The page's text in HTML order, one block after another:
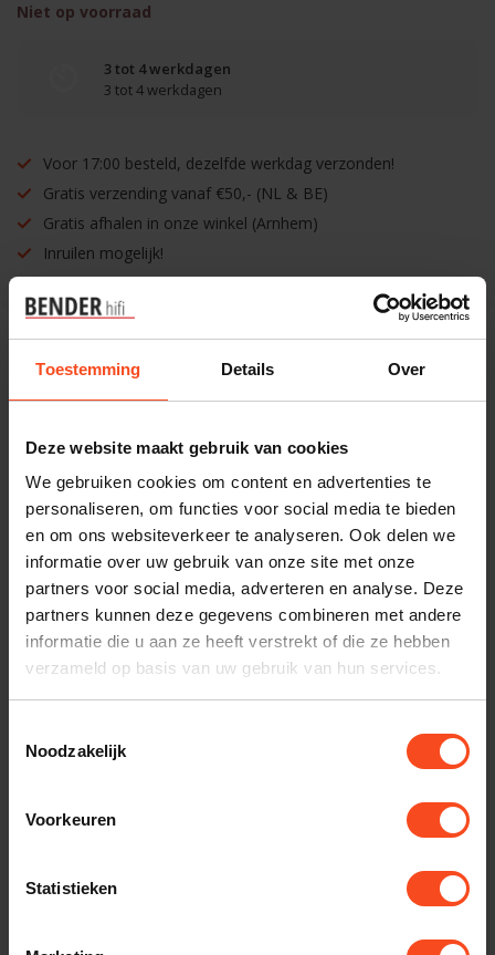
Toestemming Details Over
Deze website maakt gebruik van cookies
We gebruiken cookies om content en advertenties te
personaliseren, om functies voor social media te bieden
en om ons websiteverkeer te analyseren. Ook delen we
informatie over uw gebruik van onze site met onze
partners voor social media, adverteren en analyse. Deze
partners kunnen deze gegevens combineren met andere
informatie die u aan ze heeft verstrekt of die ze hebben
verzameld op basis van uw gebruik van hun services.
Noodzakelijk
Voorkeuren
Statistieken
Niet op voorraad
3 tot 4 werkdagen
3 tot 4 werkdagen
Voor 17:00 besteld, dezelfde werkdag verzonden!
Gratis verzending vanaf €50,- (NL & BE)
Gratis afhalen in onze winkel (Arnhem)
Inruilen mogelijk!
Benieuwd naar dit product?
Plan kosteloos een luisterafspraak. Of heb je hulp
nodig bij je bestelling? Neem contact op met onze
klantenservice.
Interesse in product
https://www.benderhifi.nl/merken/kef/q-series/